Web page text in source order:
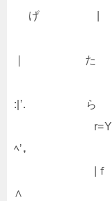
げ |
|::::| ｀｀
｜
:|’.
r=Y:f
ﾍ’
|ｆト|:| tｰ
∧